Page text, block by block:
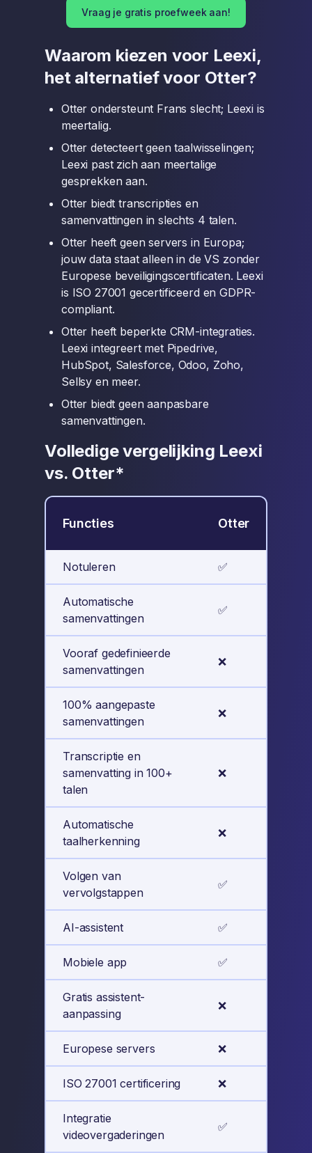
Vraag je gratis proefweek aan!
Waarom kiezen voor Leexi,
het alternatief voor Otter?
Otter ondersteunt Frans slecht; Leexi is
meertalig.
Otter detecteert geen taalwisselingen;
Leexi past zich aan meertalige
gesprekken aan.
Otter biedt transcripties en
samenvattingen in slechts 4 talen.
Otter heeft geen servers in Europa;
jouw data staat alleen in de VS zonder
Europese beveiligingscertificaten. Leexi
is ISO 27001 gecertificeerd en GDPR-
compliant.
Otter heeft beperkte CRM-integraties.
Leexi integreert met Pipedrive,
HubSpot, Salesforce, Odoo, Zoho,
Sellsy en meer.
Otter biedt geen aanpasbare
samenvattingen.
Volledige vergelijking Leexi
vs. Otter*
Functies Otter
Notuleren ✅
Automatische
samenvattingen
✅
Vooraf gedefinieerde
samenvattingen
❌
100% aangepaste
samenvattingen
❌
Transcriptie en
samenvatting in 100+
talen
❌
Automatische
taalherkenning
❌
Volgen van
vervolgstappen
✅
AI-assistent ✅
Mobiele app ✅
Gratis assistent-
aanpassing
❌
Europese servers ❌
ISO 27001 certificering ❌
Integratie
videovergaderingen
✅